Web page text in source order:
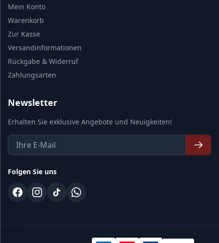
Mein Konto
Warenkorb
Zur Kasse
Versandinformationen
Rückgabe & Widerruf
Zahlungsarten
Newsletter
Erhalten Sie exklusive Angebote und Neuigkeiten!
Folgen Sie uns